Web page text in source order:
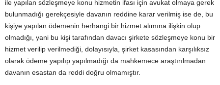
ile yapılan sözleşmeye konu hizmetin ifası için avukat olmaya gerek
bulunmadığı gerekçesiyle davanın reddine karar verilmiş ise de, bu
kişiye yapılan ödemenin herhangi bir hizmet alımına ilişkin olup
olmadığı, yani bu kişi tarafından davacı şirkete sözleşmeye konu bir
hizmet verilip verilmediği, dolayısıyla, şirket kasasından karşılıksız
olarak ödeme yapılıp yapılmadığı da mahkemece araştırılmadan
davanın esastan da reddi doğru olmamıştır.